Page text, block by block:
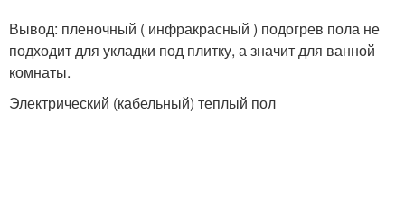
Вывод: пленочный ( инфракрасный ) подогрев пола не
подходит для укладки под плитку, а значит для ванной
комнаты.
Электрический (кабельный) теплый пол